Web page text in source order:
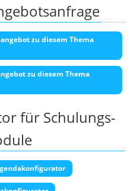
zu diesem Thema
zu diesem Thema
für Schulungs-